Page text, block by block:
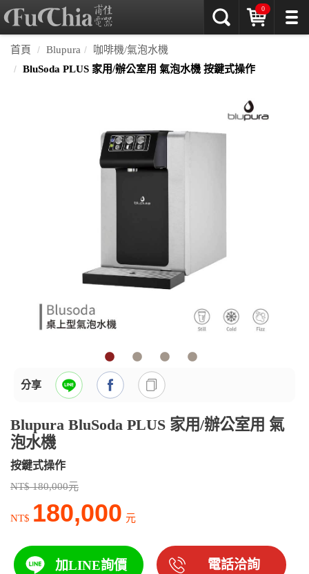
0
首頁 Blupura
咖啡機/氣泡水機
BluSoda PLUS 家用/辦公室用 氣泡水機 按鍵式操作
分享
Blupura BluSoda PLUS 家用/辦公室用 氣
泡水機
按鍵式操作
NT$ 180,000元
NT$ 180,000 元
加LINE詢價 電話洽詢